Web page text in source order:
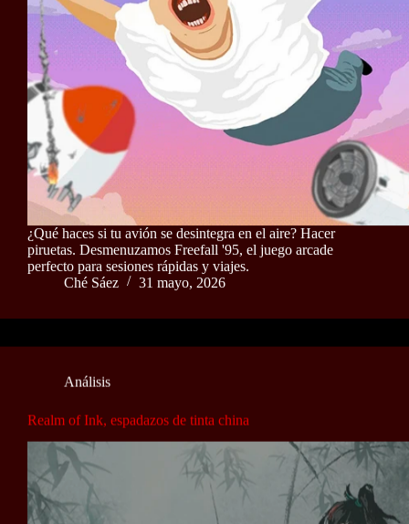
¿Qué haces si tu avión se desintegra en el aire? Hacer
piruetas. Desmenuzamos Freefall '95, el juego arcade
perfecto para sesiones rápidas y viajes.
Ché Sáez
31 mayo, 2026
Análisis
Realm of Ink, espadazos de tinta china